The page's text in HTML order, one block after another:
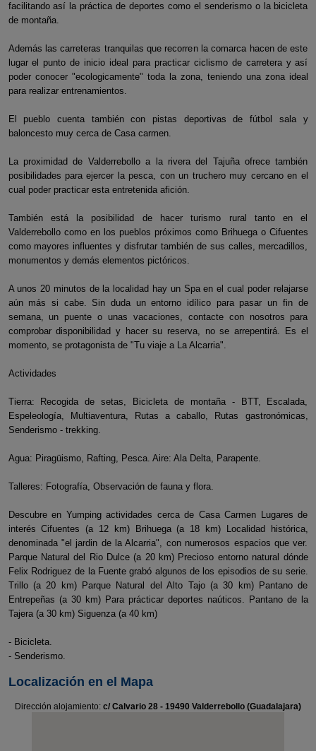
facilitando así la práctica de deportes como el senderismo o la bicicleta
de montaña.
Además las carreteras tranquilas que recorren la comarca hacen de este
lugar el punto de inicio ideal para practicar ciclismo de carretera y así
poder conocer "ecologicamente" toda la zona, teniendo una zona ideal
para realizar entrenamientos.
El pueblo cuenta también con pistas deportivas de fútbol sala y
baloncesto muy cerca de Casa carmen.
La proximidad de Valderrebollo a la rivera del Tajuña ofrece también
posibilidades para ejercer la pesca, con un truchero muy cercano en el
cual poder practicar esta entretenida afición.
También está la posibilidad de hacer turismo rural tanto en el
Valderrebollo como en los pueblos próximos como Brihuega o Cifuentes
como mayores influentes y disfrutar también de sus calles, mercadillos,
monumentos y demás elementos pictóricos.
A unos 20 minutos de la localidad hay un Spa en el cual poder relajarse
aún más si cabe. Sin duda un entorno idílico para pasar un fin de
semana, un puente o unas vacaciones, contacte con nosotros para
comprobar disponibilidad y hacer su reserva, no se arrepentirá. Es el
momento, se protagonista de "Tu viaje a La Alcarria".
Actividades
Tierra: Recogida de setas, Bicicleta de montaña - BTT, Escalada,
Espeleología, Multiaventura, Rutas a caballo, Rutas gastronómicas,
Senderismo - trekking.
Agua: Piragüismo, Rafting, Pesca. Aire: Ala Delta, Parapente.
Talleres: Fotografía, Observación de fauna y flora.
Descubre en Yumping actividades cerca de Casa Carmen Lugares de
interés Cifuentes (a 12 km) Brihuega (a 18 km) Localidad histórica,
denominada "el jardin de la Alcarria", con numerosos espacios que ver.
Parque Natural del Rio Dulce (a 20 km) Precioso entorno natural dónde
Felix Rodriguez de la Fuente grabó algunos de los episodios de su serie.
Trillo (a 20 km) Parque Natural del Alto Tajo (a 30 km) Pantano de
Entrepeñas (a 30 km) Para prácticar deportes naúticos. Pantano de la
Tajera (a 30 km) Siguenza (a 40 km)
- Bicicleta.
- Senderismo.
Localización en el Mapa
Dirección alojamiento: c/ Calvario 28 - 19490 Valderrebollo (Guadalajara)